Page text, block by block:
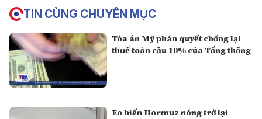
TIN CÙNG CHUYÊN MỤC
Tòa án Mỹ phán quyết chống lại
thuế toàn cầu 10% của Tổng thống
Eo biển Hormuz nóng trở lại